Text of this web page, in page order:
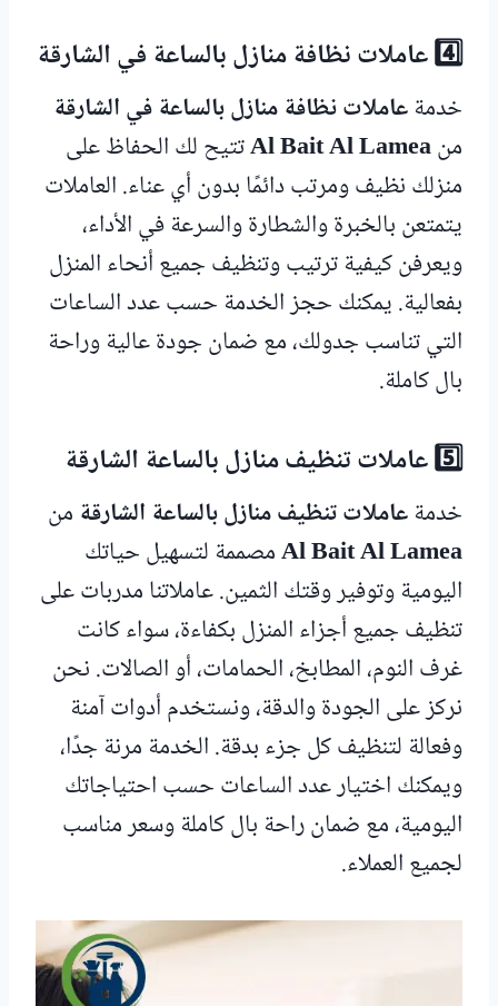
4️⃣ عاملات نظافة منازل بالساعة في الشارقة
خدمةعاملات نظافة منازل بالساعة في الشارقة
منAl Bait Al Lameaتتيح لك الحفاظ على
منزلك نظيف ومرتب دائمًا بدون أي عناء. العاملات
يتمتعن بالخبرة والشطارة والسرعة في الأداء،
ويعرفن كيفية ترتيب وتنظيف جميع أنحاء المنزل
بفعالية. يمكنك حجز الخدمة حسب عدد الساعات
التي تناسب جدولك، مع ضمان جودة عالية وراحة
بال كاملة.
5️⃣ عاملات تنظيف منازل بالساعة الشارقة
خدمةعاملات تنظيف منازل بالساعة الشارقة من
Al Bait Al Lameaمصممة لتسهيل حياتك
اليومية وتوفير وقتك الثمين. عاملاتنا مدربات على
تنظيف جميع أجزاء المنزل بكفاءة، سواء كانت
غرف النوم، المطابخ، الحمامات، أو الصالات. نحن
نركز على الجودة والدقة، ونستخدم أدوات آمنة
وفعالة لتنظيف كل جزء بدقة. الخدمة مرنة جدًا،
ويمكنك اختيار عدد الساعات حسب احتياجاتك
اليومية، مع ضمان راحة بال كاملة وسعر مناسب
لجميع العملاء.